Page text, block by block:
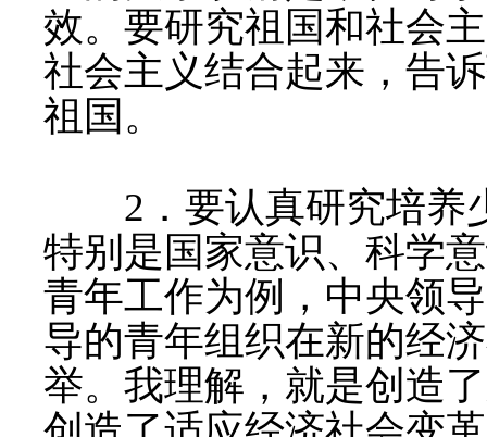
效。要研究祖国和社会
社会主义结合起来，告
祖国。
2 ．要认真研究培
特别是国家意识、科学
青年工作为例，中央领
导的青年组织在新的经
举。我理解，就是创造